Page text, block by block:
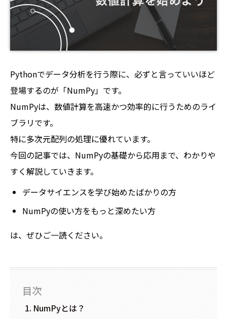
Pythonでデータ分析を行う際に、必ずと言っていいほど
登場するのが「NumPy」です。
NumPyは、数値計算を高速かつ効率的に行うためのライ
ブラリです。
特に多次元配列の処理に優れています。
今回の記事では、NumPyの基礎から応用まで、わかりや
すく解説していきます。
データサイエンスを学び始めたばかりの方
NumPyの使い方をもっと深めたい方
は、ぜひご一読ください。
目次
NumPyとは？